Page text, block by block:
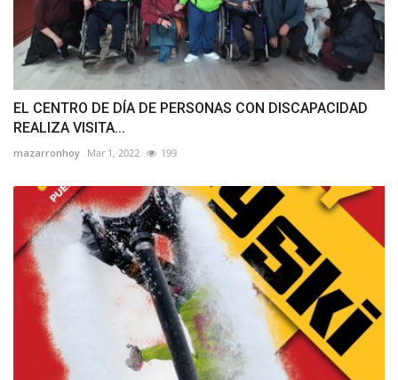
EL CENTRO DE DÍA DE PERSONAS CON DISCAPACIDAD
REALIZA VISITA...
mazarronhoy Mar 1, 2022 199